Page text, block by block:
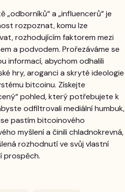
„odborníků“ a „influencerů“ je
rozpoznat, komu lze
rozhodujícím faktorem mezi
a podvodem. Prořezáváme se
informací, abychom odhalili
hry, aroganci a skryté ideologie
bitcoinu. Získejte
pohled, který potřebujete k
odfiltrovali mediální humbuk,
pastím bitcoinového
myšlení a činili chladnokrevná,
rozhodnutí ve svůj vlastní
prospěch.